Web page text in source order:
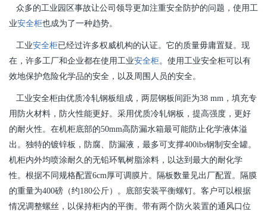
众多的工业园区事故让公司领导更加注重安全防护的问题，使用工
业安全柜也成为了一种趋势。
工业安全柜已经过许多权威机构的认证。它的质量毋庸置疑。现
在，许多工厂和企业都在使用工业安全柜。使用工业安全柜可以有
效地保护危险化学品的安全，以及周围人员的安全。
工业安全柜由优质冷轧钢板组成，两层钢板间距为38 mm，填充专
用防火材料，防火性能更好。采用优质冷轧钢板，提高强度，更好
的耐火性。在机柜底部的50mm高防漏水箱最可能防止化学液体溢
出。独特的镀锌板，防腐、防漏液，最多可支撑400ibs钢制安全罐。
机柜内外均喷涂耐久的无铅环氧树脂涂料，以达到最大的耐化学
性。根据不同规格配置6cm厚可调膜片。隔板数量见出厂配置。隔膜
的重量为400磅（约180公斤）。底部安装平衡螺钉。客户可以根据
情况调整螺丝，以保持柜内的平衡。带有两个防火装置的通风口位